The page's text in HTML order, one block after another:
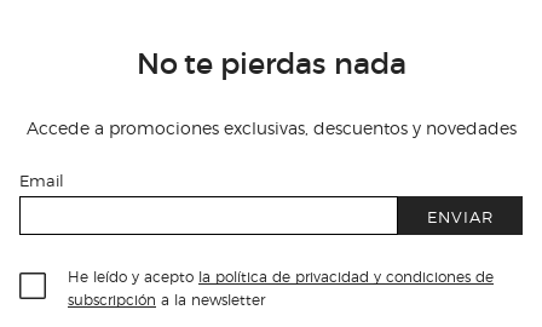
No te pierdas nada
Accede a promociones exclusivas, descuentos y novedades
Email
ENVIAR
He leído y acepto la política de privacidad y condiciones de
subscripción a la newsletter